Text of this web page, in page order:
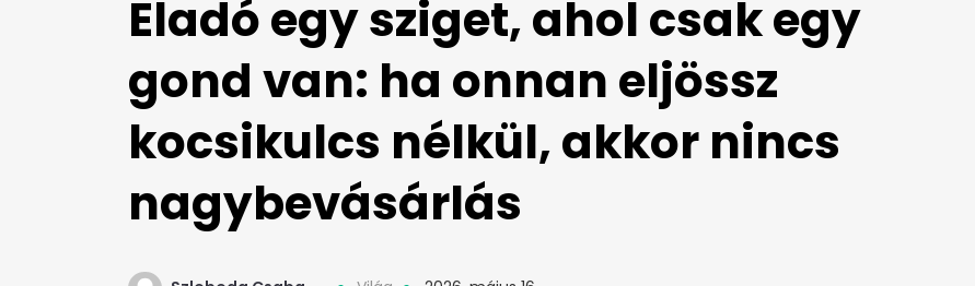
Eladó egy sziget, ahol csak egy
gond van: ha onnan eljössz
kocsikulcs nélkül, akkor nincs
nagybevásárlás